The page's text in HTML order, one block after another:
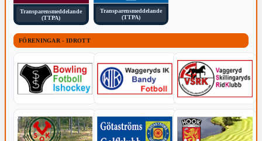
Transparensmeddelande
(TTPA)
Transparensmeddelande
(TTPA)
FÖRENINGAR - IDROTT